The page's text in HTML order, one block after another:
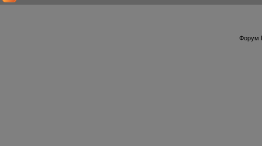
Форум